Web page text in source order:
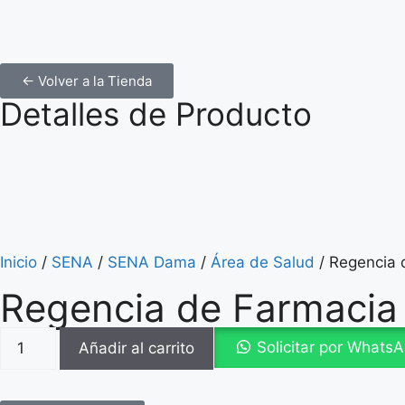
← Volver a la Tienda
Detalles de Producto
Inicio / SENA / SENA Dama / Área de Salud / Regencia
Regencia de Farmacia
Añadir al carrito Solicitar por